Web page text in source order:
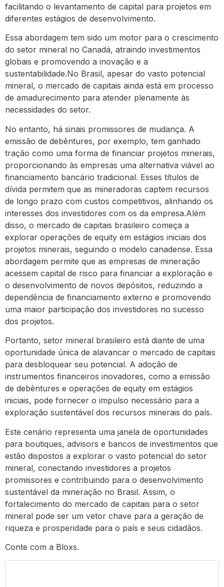
facilitando o levantamento de capital para projetos em
diferentes estágios de desenvolvimento.
Essa abordagem tem sido um motor para o crescimento
do setor mineral no Canadá, atraindo investimentos
globais e promovendo a inovação e a
sustentabilidade.No Brasil, apesar do vasto potencial
mineral, o mercado de capitais ainda está em processo
de amadurecimento para atender plenamente às
necessidades do setor.
No entanto, há sinais promissores de mudança. A
emissão de debêntures, por exemplo, tem ganhado
tração como uma forma de financiar projetos minerais,
proporcionando às empresas uma alternativa viável ao
financiamento bancário tradicional. Esses títulos de
dívida permitem que as mineradoras captem recursos
de longo prazo com custos competitivos, alinhando os
interesses dos investidores com os da empresa.Além
disso, o mercado de capitais brasileiro começa a
explorar operações de equity em estágios iniciais dos
projetos minerais, seguindo o modelo canadense. Essa
abordagem permite que as empresas de mineração
acessem capital de risco para financiar a exploração e
o desenvolvimento de novos depósitos, reduzindo a
dependência de financiamento externo e promovendo
uma maior participação dos investidores no sucesso
dos projetos.
Portanto, setor mineral brasileiro está diante de uma
oportunidade única de alavancar o mercado de capitais
para desbloquear seu potencial. A adoção de
instrumentos financeiros inovadores, como a emissão
de debêntures e operações de equity em estágios
iniciais, pode fornecer o impulso necessário para a
exploração sustentável dos recursos minerais do país.
Este cenário representa uma janela de oportunidades
para boutiques, advisors e bancos de investimentos que
estão dispostos a explorar o vasto potencial do setor
mineral, conectando investidores a projetos
promissores e contribuindo para o desenvolvimento
sustentável da mineração no Brasil. Assim, o
fortalecimento do mercado de capitais para o setor
mineral pode ser um vetor chave para a geração de
riqueza e prosperidade para o país e seus cidadãos.
Conte com a Bloxs.